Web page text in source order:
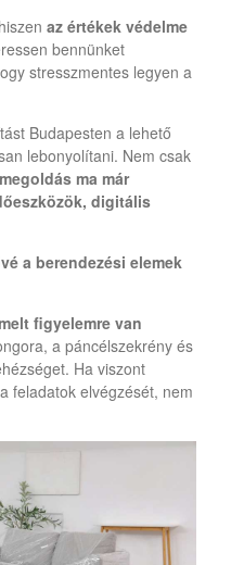
az értékek védelme
bennünket
stresszmentes legyen a
Budapesten a lehető
lebonyolítani. Nem csak
ma már
digitális
a berendezési elemek
figyelemre van
a páncélszekrény és
Ha viszont
feladatok elvégzését, nem